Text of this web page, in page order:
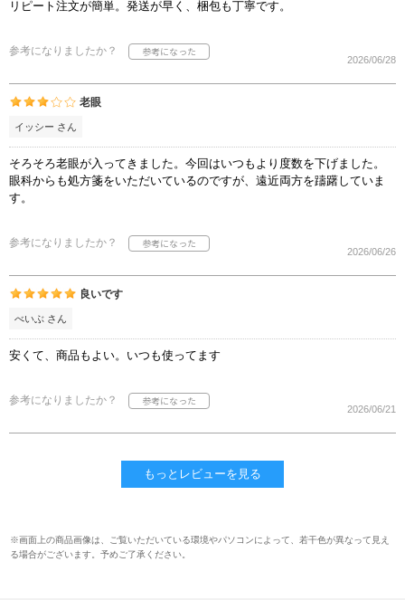
リピート注文が簡単。発送が早く、梱包も丁寧です。
参考になりましたか？
2026/06/28
老眼
イッシー さん
そろそろ老眼が入ってきました。今回はいつもより度数を下げました。
眼科からも処方箋をいただいているのですが、遠近両方を躊躇していま
す。
参考になりましたか？
2026/06/26
良いです
べいぶ さん
安くて、商品もよい。いつも使ってます
参考になりましたか？
2026/06/21
もっとレビューを見る
※画面上の商品画像は、ご覧いただいている環境やパソコンによって、若干色が異なって見え
る場合がございます。予めご了承ください。